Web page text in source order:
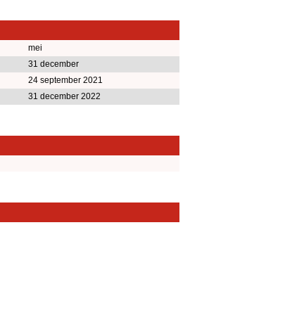
mei
31 december
24 september 2021
31 december 2022